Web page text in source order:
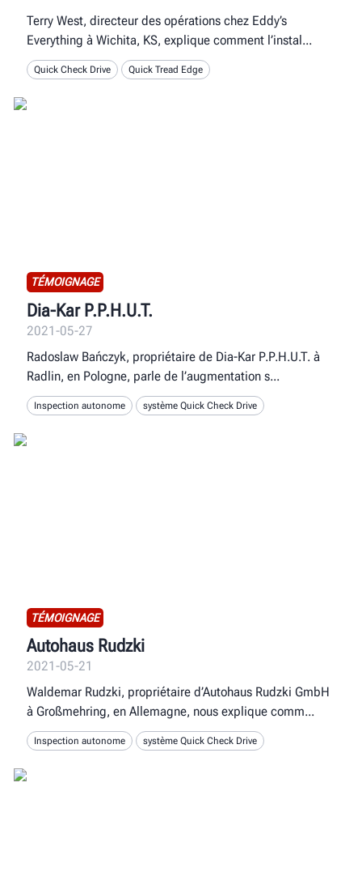
Terry West, directeur des opérations chez Eddy’s
Everything à Wichita, KS, explique comment l’instal
Quick Check Drive Quick Tread Edge
TÉMOIGNAGE
Dia-Kar P.P.H.U.T.
2021-05-27
Radoslaw Bańczyk, propriétaire de Dia-Kar P.P.H.U.T. à
Radlin, en Pologne, parle de l’augmentation s
Inspection autonome système Quick Check Drive
TÉMOIGNAGE
Autohaus Rudzki
2021-05-21
Waldemar Rudzki, propriétaire d’Autohaus Rudzki GmbH
à Großmehring, en Allemagne, nous explique comm
Inspection autonome système Quick Check Drive